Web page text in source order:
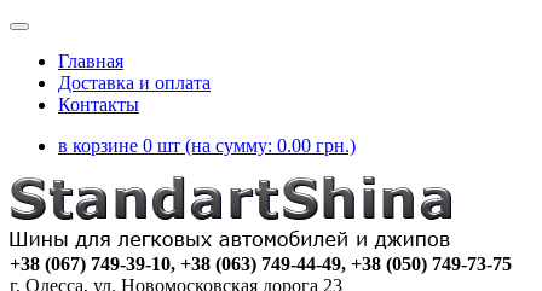
Главная
Доставка и оплата
Контакты
в корзине 0 шт (на сумму: 0.00 грн.)
+38 (067) 749-39-10, +38 (063) 749-44-49, +38 (050) 749-73-75
г. Одесса, ул. Новомосковская дорога 23